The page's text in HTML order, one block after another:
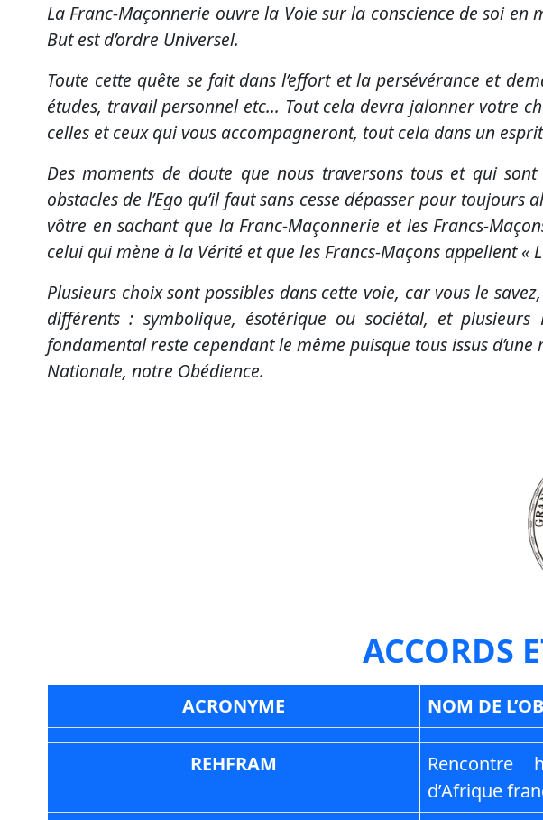
La Franc-Maçonnerie ouvre la Voie sur la conscience de soi en
But est d’ordre Universel.
Toute cette quête se fait dans l’effort et la persévérance et
études, travail personnel etc… Tout cela devra jalonner votre
celles et ceux qui vous accompagneront, tout cela dans un
Des moments de doute que nous traversons tous et qui
obstacles de l’Ego qu’il faut sans cesse dépasser pour
vôtre en sachant que la Franc-Maçonnerie et les Francs-
celui qui mène à la Vérité et que les Francs-Maçons appellent «
Plusieurs choix sont possibles dans cette voie, car vous le
différents : symbolique, ésotérique ou sociétal, et
fondamental reste cependant le même puisque tous issus
Nationale, notre Obédience.
ACCORDS
ACRONYME NOM DE
REHFRAM
Rencontre
d’Afrique